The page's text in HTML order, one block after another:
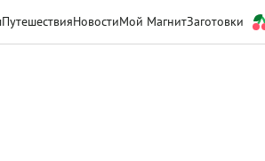
ПутешествияНовостиМой МагнитЗаготовки